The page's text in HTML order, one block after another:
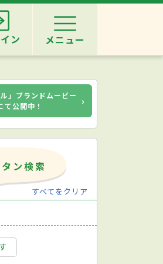
ン メニュー
」ブランドムービー
て公開中！
›
すべてをクリア